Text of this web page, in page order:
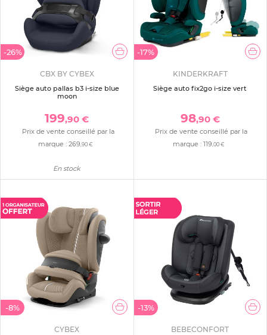
-26%
CBX BY CYBEX
Siège auto pallas b3 i-size blue
moon
199,90 €
Prix de vente conseillé par la
marque :269,90 €
En stock
-17%
KINDERKRAFT
Siège auto fix2go i-size vert
98,90 €
Prix de vente conseillé par la
marque :119,00 €
-8%
CYBEX
-13%
BEBECONFORT